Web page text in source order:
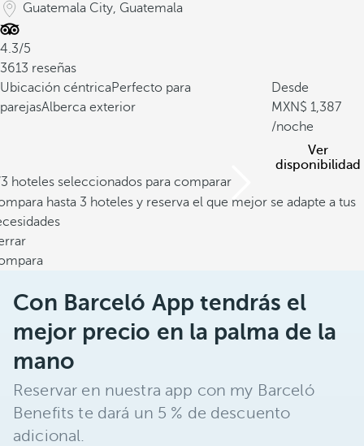
Guatemala City, Guatemala
4.3/5
3613 reseñas
Ubicación céntricaPerfecto para
parejasAlberca exterior
Desde
1,387
/noche
Ver
disponibilidad
hoteles seleccionados para comparar
hasta 3 hoteles y reserva el que mejor se adapte a tus
Con Barceló App tendrás el
mejor precio en la palma de la
mano
Reservar en nuestra app con my Barceló
Benefits te dará un 5 % de descuento
adicional.